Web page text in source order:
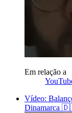
Em relação a
Vídeo:
Dinamarca